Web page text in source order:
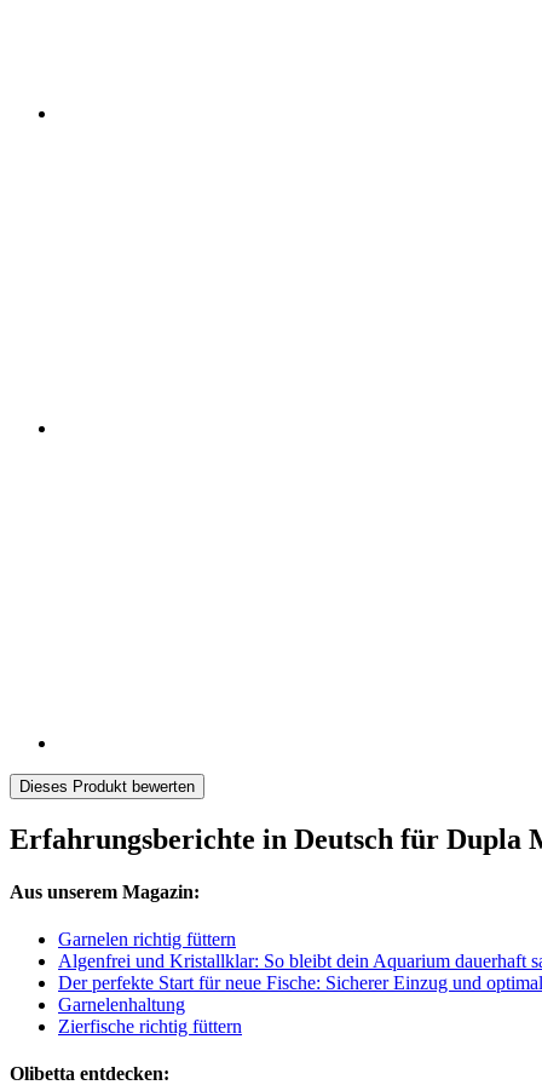
Dieses Produkt bewerten
Erfahrungsberichte in Deutsch für Dupla
Aus unserem Magazin:
Garnelen richtig füttern
Algenfrei und Kristallklar: So bleibt dein Aquarium dauerhaft
Der perfekte Start für neue Fische: Sicherer Einzug und
Garnelenhaltung
Zierfische richtig füttern
Olibetta entdecken: